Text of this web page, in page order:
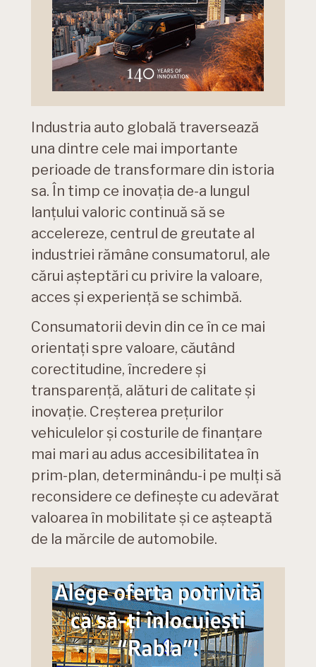
Industria auto globală traversează
una dintre cele mai importante
perioade de transformare din istoria
sa. În timp ce inovația de-a lungul
lanțului valoric continuă să se
accelereze, centrul de greutate al
industriei rămâne consumatorul, ale
cărui așteptări cu privire la valoare,
acces și experiență se schimbă.
Consumatorii devin din ce în ce mai
orientați spre valoare, căutând
corectitudine, încredere și
transparență, alături de calitate și
inovație. Creșterea prețurilor
vehiculelor și costurile de finanțare
mai mari au adus accesibilitatea în
prim-plan, determinându-i pe mulți să
reconsidere ce definește cu adevărat
valoarea în mobilitate și ce așteaptă
de la mărcile de automobile.